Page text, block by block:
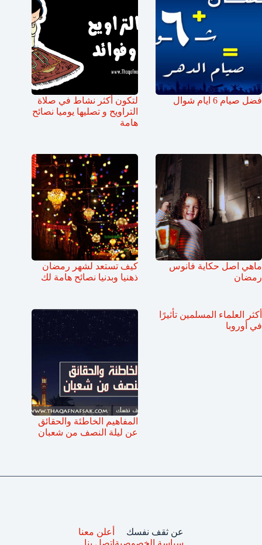
فضل صيام 6 ايام شوال
لتكون أكثر نشاط في صلاة
التراويح و تصليها يوميا نصائح
هامة
ماهي اصل حكاية فانوس
رمضان
كيف تستعد لشهر رمضان
ذهنيا وبدنيا نصائح هامة لك
أكثر العلماء المسلمين تأثيرًا
في أوروبا
المفاهيم الخاطئة والحقائق
عن ليلة النصف من شعبان
عن ثقف نفسك
أعلن معنا